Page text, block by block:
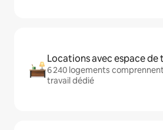
Locations avec espace de
6 240 logements
travail dédié